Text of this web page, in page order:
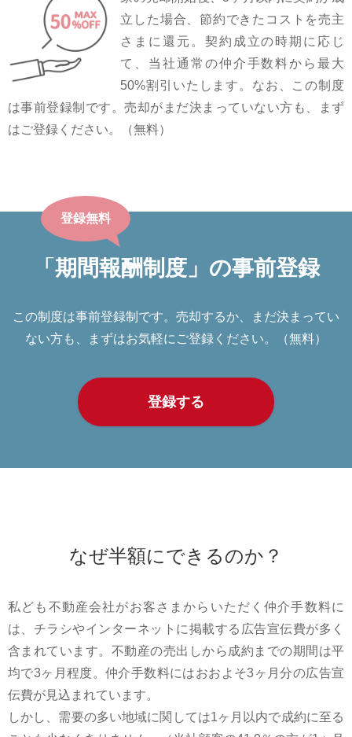
⽴した場合、節約できたコストを売主
さまに還元。契約成⽴の時期に応じ
て、当社通常の仲介⼿数料から最⼤
50%割引いたします。なお、この制度
は事前登録制です。売却がまだ決まっていない⽅も、まず
はご登録ください。（無料）
登録無料
「期間報酬制度」の事前登録
この制度は事前登録制です。売却するか、まだ決まってい
ない⽅も、まずはお気軽にご登録ください。（無料）
登録する
なぜ半額にできるのか？
私ども不動産会社がお客さまからいただく仲介⼿数料に
は、チラシやインターネットに掲載する広告宣伝費が多く
含まれています。不動産の売出しから成約までの期間は平
均で3ヶ⽉程度。仲介⼿数料にはおおよそ3ヶ⽉分の広告宣
伝費が⾒込まれています。
しかし、需要の多い地域に関しては1ヶ⽉以内で成約に⾄る